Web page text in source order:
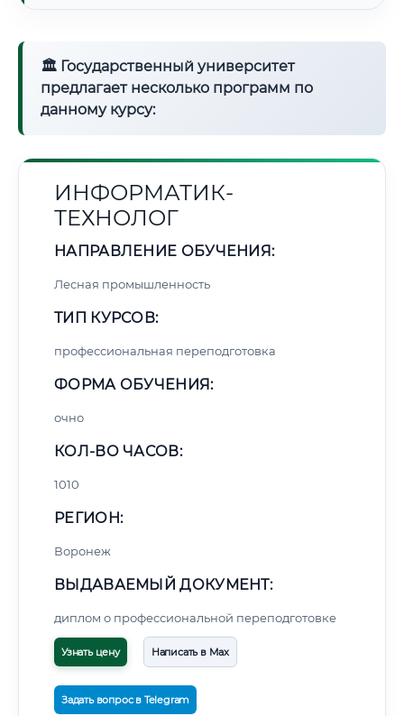
🏛 Государственный университет
предлагает несколько программ по
данному курсу:
ИНФОРМАТИК-
ТЕХНОЛОГ
НАПРАВЛЕНИЕ ОБУЧЕНИЯ:
Лесная промышленность
ТИП КУРСОВ:
профессиональная переподготовка
ФОРМА ОБУЧЕНИЯ:
очно
КОЛ-ВО ЧАСОВ:
1010
РЕГИОН:
Воронеж
ВЫДАВАЕМЫЙ ДОКУМЕНТ:
диплом о профессиональной переподготовке
Узнать цену Написать в Max
Задать вопрос в Telegram